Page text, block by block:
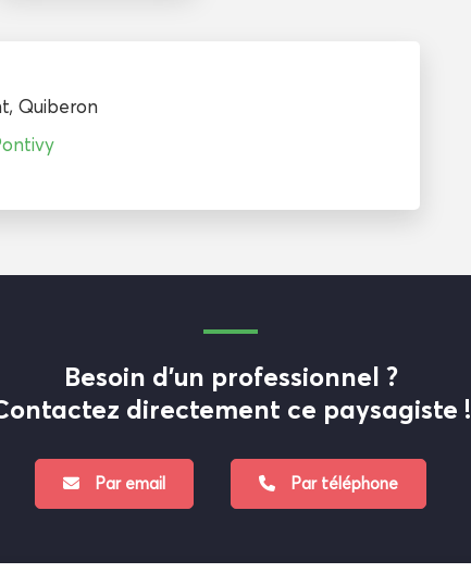
, Quiberon
Besoin d'un professionnel ?
directement ce paysagiste !
Par email Par téléphone